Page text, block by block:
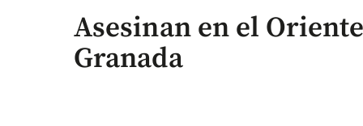
Asesinan en el
Granada